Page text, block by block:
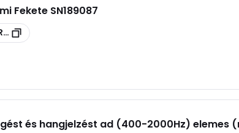
Fekete SN189087
és hangjelzést ad (400-2000Hz) elemes